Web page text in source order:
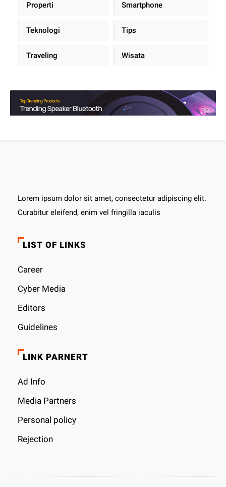
Properti Smartphone
Teknologi Tips
Traveling Wisata
Lorem ipsum dolor sit amet, consectetur adipiscing elit.
Curabitur eleifend, enim vel fringilla iaculis
LIST OF LINKS
Career
Cyber ​​Media
Editors
Guidelines
LINK PARNERT
Ad Info
Media Partners
Personal policy
Rejection